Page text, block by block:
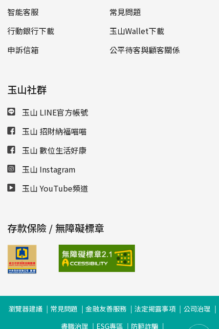
智能客服
常見問題
行動銀行下載
玉山Wallet下載
申訴信箱
公平待客與顧客關係
玉山社群
玉山 LINE官方帳號
玉山 招財納福喵喵
玉山 數位生活好康
玉山 Instagram
玉山 YouTube頻道
存款保險 / 無障礙標章
瀏覽器建議 常見問題 金融友善服務 法定揭露事項
公司治理
盡職治理
ESG專區 防範詐騙